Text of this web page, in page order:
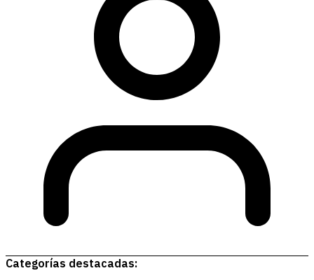
Categorías destacadas: